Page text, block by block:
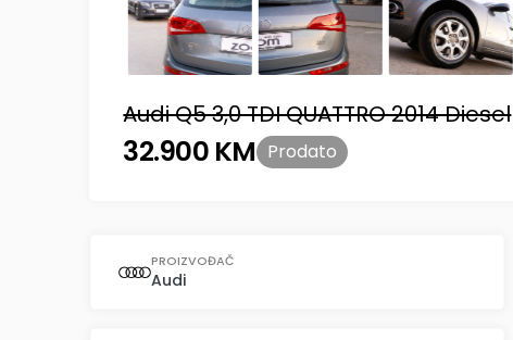
Audi Q5 3,0 TDI QUATTRO 2014 Diesel
32.900 KM Prodato
PROIZVOĐAČ
Audi